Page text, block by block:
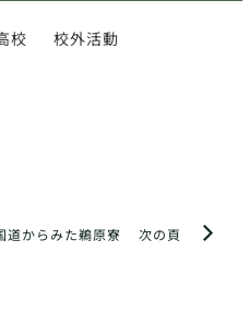
校 校外活動
次の頁
道からみた鵜原寮